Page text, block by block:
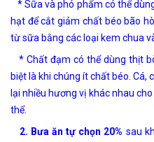
* Sữa và phó phẩm có thể
hạt để cắt giảm chất béo bão
từ sữa bằng các loại kem chua
* Chất đạm có thể dùng thịt
biệt là khi chúng ít chất béo. Cá,
lại nhiều hương vị khác nhau
thể.
2. Bưa ăn tự chọn 20% sau